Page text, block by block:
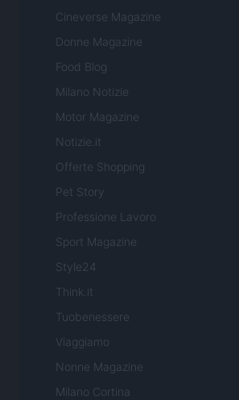
Cineverse Magazine
Donne Magazine
Food Blog
Milano Notizie
Motor Magazine
Notizie.it
Offerte Shopping
Pet Story
Professione Lavoro
Sport Magazine
Style24
Think.it
Tuobenessere
Viaggiamo
Nonne Magazine
Milano Cortina